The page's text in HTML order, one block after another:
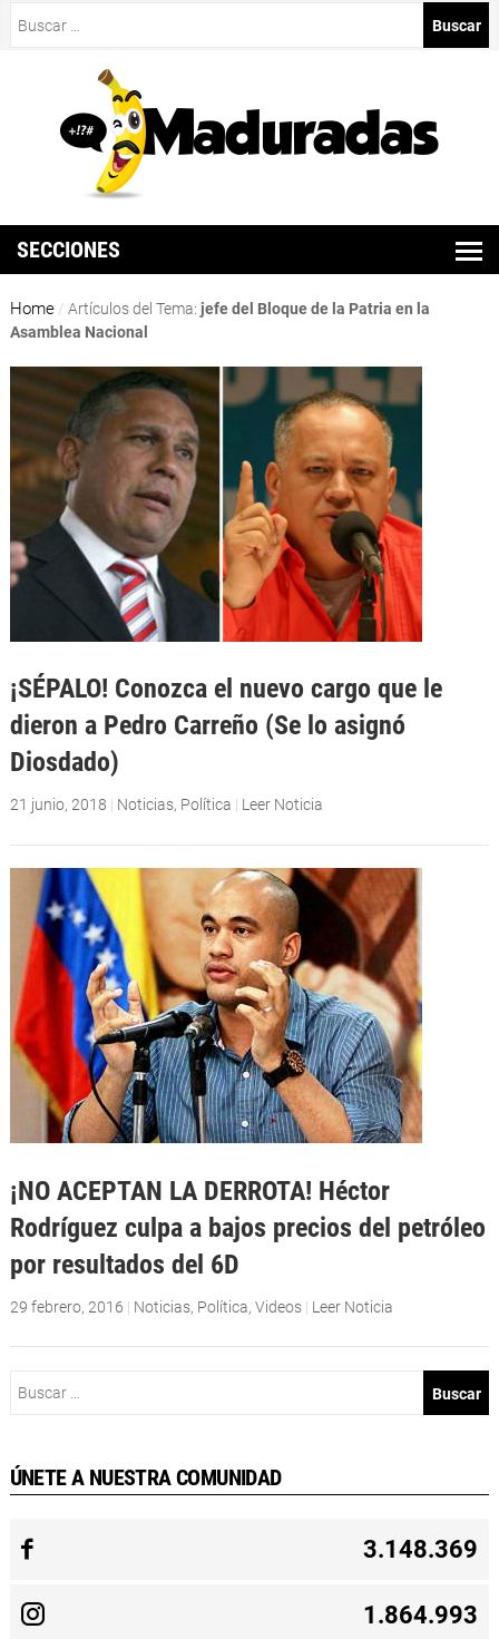
SECCIONES
Home / Artículos del Tema: jefe del Bloque de la Patria en la
Asamblea Nacional
¡SÉPALO! Conozca el nuevo cargo que le
dieron a Pedro Carreño (Se lo asignó
Diosdado)
21 junio, 2018 | Noticias, Política | Leer Noticia
¡NO ACEPTAN LA DERROTA! Héctor
Rodríguez culpa a bajos precios del petróleo
por resultados del 6D
29 febrero, 2016 | Noticias, Política, Videos | Leer Noticia
ÚNETE A NUESTRA COMUNIDAD
3.148.369
1.864.993